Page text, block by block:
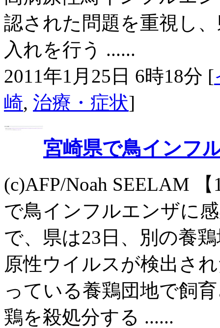
認された問題を重視し
入れを行う ......
2011年1月25日 6時18分 [
崎, 治療・症状]
宮崎県で鳥インフ
(c)AFP/Noah SEELAM
で鳥インフルエンザに
で、県は23日、別の養
原性ウイルスが検出さ
っている養鶏団地で飼
鶏を殺処分する ......